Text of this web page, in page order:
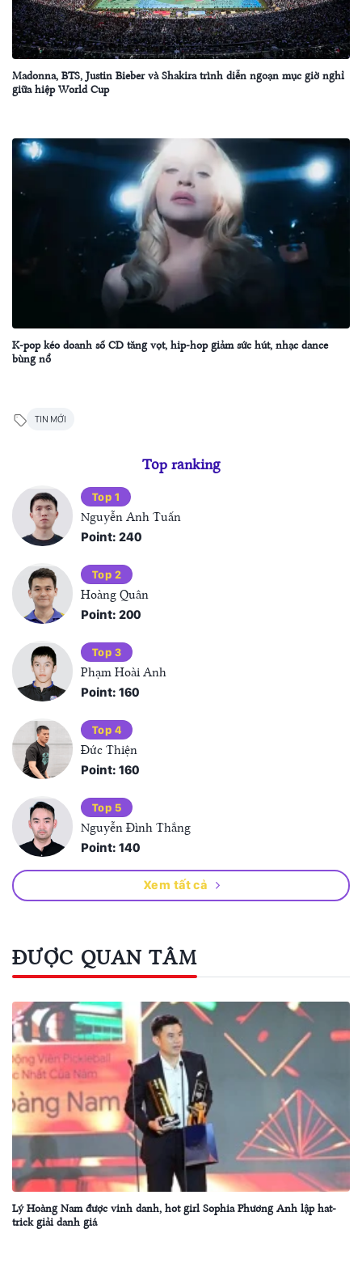
Madonna, BTS, Justin Bieber và Shakira trình diễn ngoạn mục giờ nghỉ
giữa hiệp World Cup
K-pop kéo doanh số CD tăng vọt, hip-hop giảm sức hút, nhạc dance
bùng nổ
TIN MỚI
Top ranking
Top 1
Nguyễn Anh Tuấn
Point: 240
Top 2
Hoàng Quân
Point: 200
Top 3
Phạm Hoài Anh
Point: 160
Top 4
Đức Thiện
Point: 160
Top 5
Nguyễn Đình Thắng
Point: 140
Xem tất cả
ĐƯỢC QUAN TÂM
Lý Hoàng Nam được vinh danh, hot girl Sophia Phương Anh lập hat-
trick giải danh giá